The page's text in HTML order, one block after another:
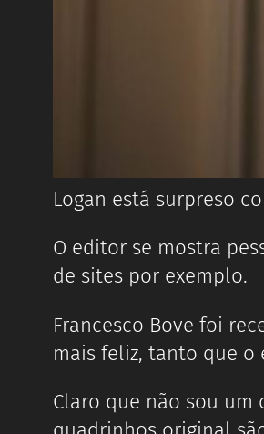
Logan está surpreso
O editor se mostra
de sites por exemplo.
Francesco Bove foi
mais feliz, tanto que o
Claro que não sou